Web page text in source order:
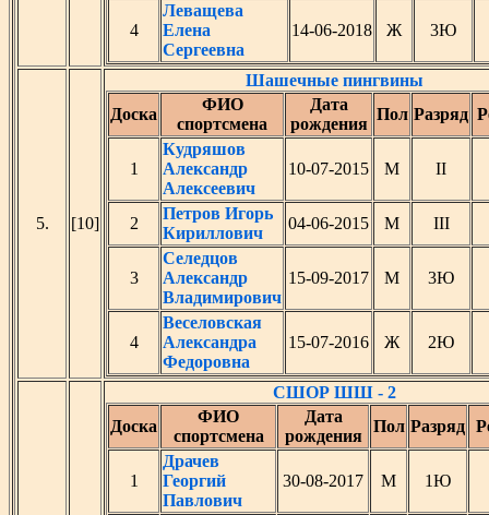
4
Леващева
Елена
Сергеевна
14-06-2018 Ж 3Ю
5. [10]
Шашечные пингвины
Доска
ФИО
спортсмена
Дата
рождения
Пол Разряд
1
Кудряшов
Александр
Алексеевич
10-07-2015 М II
2
Петров Игорь
Кириллович
04-06-2015 М III
3
Селедцов
Александр
Владимирович
15-09-2017 М 3Ю
4
Веселовская
Александра
Федоровна
15-07-2016 Ж 2Ю
СШОР ШШ - 2
Доска
ФИО
спортсмена
Дата
рождения
Пол Разряд
1
Драчев
Георгий
Павлович
30-08-2017 М 1Ю